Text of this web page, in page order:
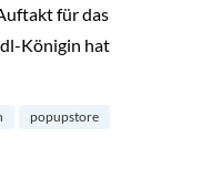
für das
Königin hat
popupstore